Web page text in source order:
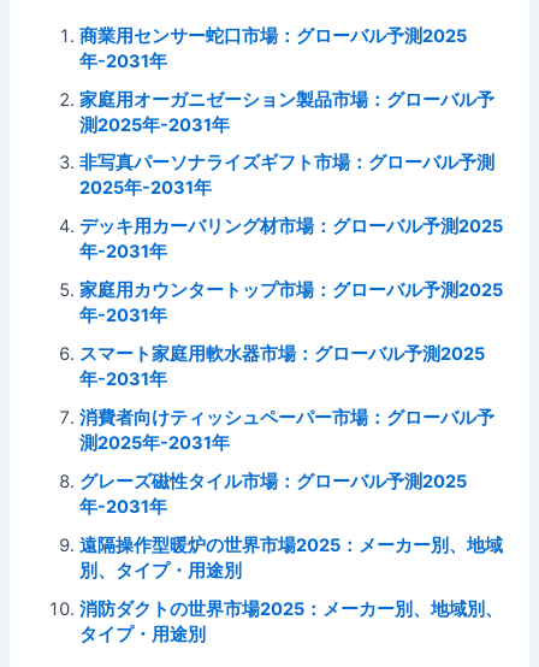
商業用センサー蛇口市場：グローバル予測2025
年-2031年
家庭用オーガニゼーション製品市場：グローバル予
測2025年-2031年
非写真パーソナライズギフト市場：グローバル予測
2025年-2031年
デッキ用カーバリング材市場：グローバル予測2025
年-2031年
家庭用カウンタートップ市場：グローバル予測2025
年-2031年
スマート家庭用軟水器市場：グローバル予測2025
年-2031年
消費者向けティッシュペーパー市場：グローバル予
測2025年-2031年
グレーズ磁性タイル市場：グローバル予測2025
年-2031年
遠隔操作型暖炉の世界市場2025：メーカー別、地域
別、タイプ・用途別
消防ダクトの世界市場2025：メーカー別、地域別、
タイプ・用途別